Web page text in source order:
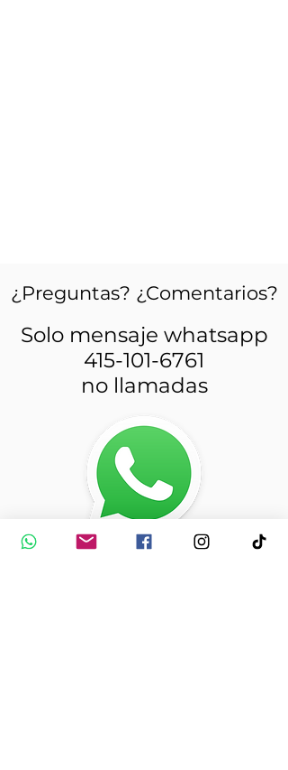
¿Preguntas? ¿Comentarios?
Solo mensaje whatsapp
415-101-6761
no llamadas